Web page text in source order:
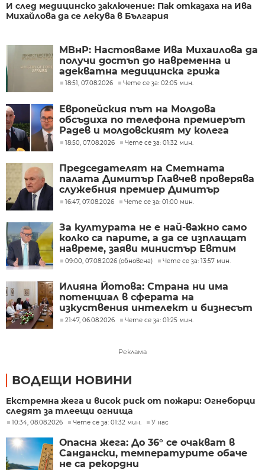
И след медицинско заключение: Пак отказаха на Ива
Михайлова да се лекува в България
МВнР: Настояваме Ива Михаилова да
получи достъп до навременна и
адекватна медицинска грижа
18:51, 07.08.2026 Чете се за: 02:05 мин.
Европейския път на Молдова
обсъдиха по телефона премиерът
Радев и молдовският му колега
Тофан
18:50, 07.08.2026 Чете се за: 01:32 мин.
Председателят на Сметната
палата Димитър Главчев проверява
служебния премиер Димитър
Главчев?
16:47, 07.08.2026 Чете се за: 01:00 мин.
За културата не е най-важно само
колко са парите, а да се изплащат
навреме, заяви министър Евтим
Милошев
09:00, 07.08.2026 (обновена) Чете се за: 13:57 мин.
Илияна Йотова: Страна ни има
потенциал в сферата на
изкуствения интелект и бизнесът
забелязва тези перспективи
21:47, 06.08.2026 Чете се за: 01:25 мин.
Реклама
ВОДЕЩИ НОВИНИ
Екстремна жега и висок риск от пожари: Огнеборци
следят за тлеещи огнища
10:34, 08.08.2026 Чете се за: 01:32 мин. У нас
Опасна жега: До 36° се очакват в
Сандански, температурите обаче
не са рекордни